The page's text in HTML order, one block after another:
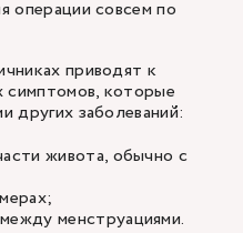
операции совсем по
приводят к
симптомов, которые
других заболеваний:
живота, обычно с
менструациями.